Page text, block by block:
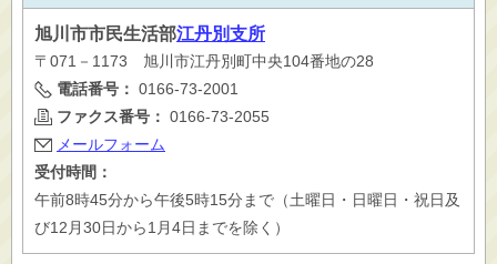
旭川市市民生活部江丹別支所
〒071－1173 旭川市江丹別町中央104番地の28
電話番号： 0166-73-2001
ファクス番号： 0166-73-2055
メールフォーム
受付時間：
午前8時45分から午後5時15分まで（土曜日・日曜日・祝日及
び12月30日から1月4日までを除く）